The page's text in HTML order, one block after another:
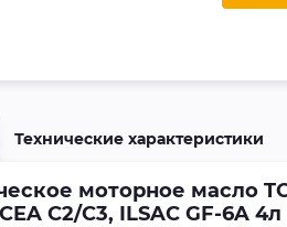
Технические характеристики
моторное масло
C2/C3, ILSAC GF-6A